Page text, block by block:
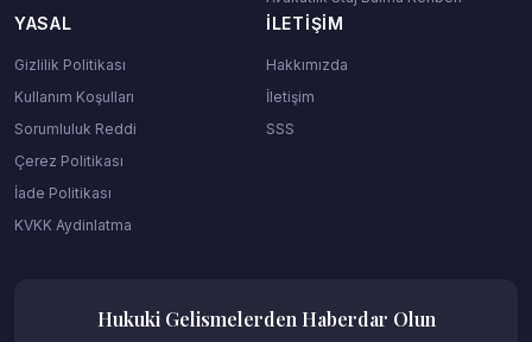
YASAL
Gizlilik Politikası
Kullanım Koşulları
Sorumluluk Reddi
Çerez Politikası
İade Politikası
KVKK Aydinlatma
İLETIŞIM
Hakkımızda
İletişim
SSS
Hukuki Gelismelerden Haberdar Olun